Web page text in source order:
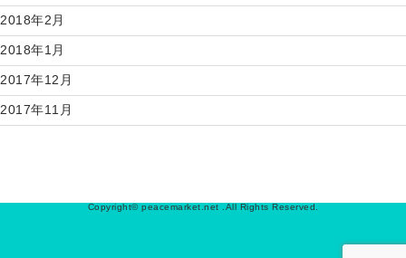
2018年2月
2018年1月
2017年12月
2017年11月
Copyright© peacemarket.net .All Rights Reserved.